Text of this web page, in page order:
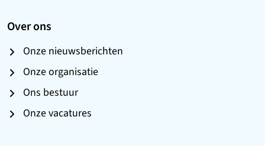
Over ons
Onze nieuwsberichten
Onze organisatie
Ons bestuur
Onze vacatures